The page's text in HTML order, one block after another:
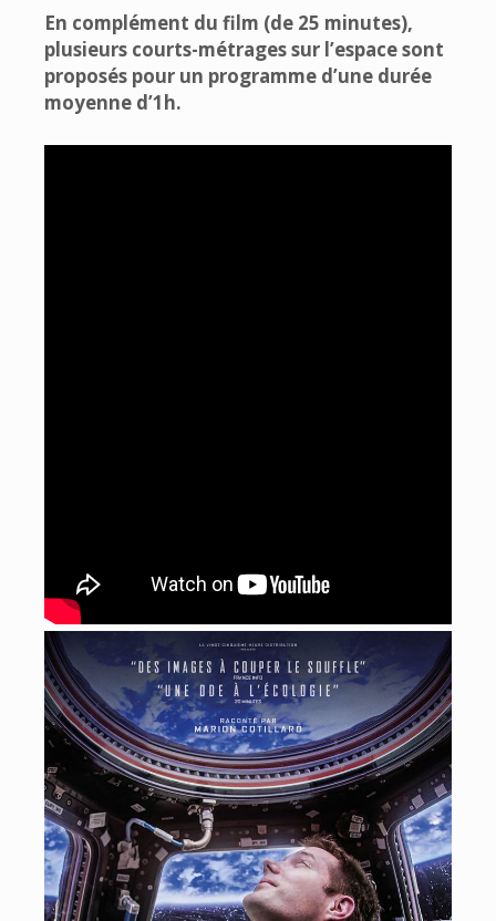
En complément du film (de 25 minutes),
plusieurs courts-métrages sur l’espace sont
proposés pour un programme d’une durée
moyenne d’1h.